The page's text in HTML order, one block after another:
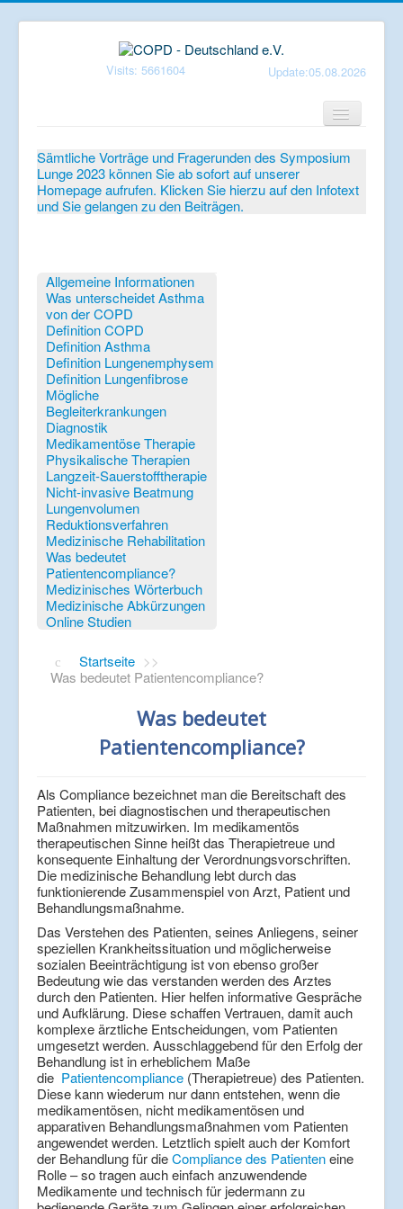
Visits: 5661604 Update:05.08.2026
Verein
Patientenbroschüren
Mediathek
Aktuelles
Veranstaltungen
Informationen
Verlinkungen
Sämtliche Vorträge und Fragerunden des Symposium
Lunge 2023 können Sie ab sofort auf unserer
Homepage aufrufen. Klicken Sie hierzu auf den Infotext
und Sie gelangen zu den Beiträgen.
Allgemeine Informationen
Was unterscheidet Asthma
von der COPD
Definition COPD
Definition Asthma
Definition Lungenemphysem
Definition Lungenfibrose
Mögliche
Begleiterkrankungen
Diagnostik
Medikamentöse Therapie
Physikalische Therapien
Langzeit-Sauerstofftherapie
Nicht-invasive Beatmung
Lungenvolumen
Reduktionsverfahren
Medizinische Rehabilitation
Was bedeutet
Patientencompliance?
Medizinisches Wörterbuch
Medizinische Abkürzungen
Online Studien
Startseite >>
Was bedeutet Patientencompliance?
Was bedeutet
Patientencompliance?
Als Compliance bezeichnet man die Bereitschaft des
Patienten, bei diagnostischen und therapeutischen
Maßnahmen mitzuwirken. Im medikamentös
therapeutischen Sinne heißt das Therapietreue und
konsequente Einhaltung der Verordnungsvorschriften.
Die medizinische Behandlung lebt durch das
funktionierende Zusammenspiel von Arzt, Patient und
Behandlungsmaßnahme.
Das Verstehen des Patienten, seines Anliegens, seiner
speziellen Krankheitssituation und möglicherweise
sozialen Beeinträchtigung ist von ebenso großer
Bedeutung wie das verstanden werden des Arztes
durch den Patienten. Hier helfen informative Gespräche
und Aufklärung. Diese schaffen Vertrauen, damit auch
komplexe ärztliche Entscheidungen, vom Patienten
umgesetzt werden. Ausschlaggebend für den Erfolg der
Behandlung ist in erheblichem Maße
die Patientencompliance (Therapietreue) des Patienten.
Diese kann wiederum nur dann entstehen, wenn die
medikamentösen, nicht medikamentösen und
apparativen Behandlungsmaßnahmen vom Patienten
angewendet werden. Letztlich spielt auch der Komfort
der Behandlung für dieCompliance des Patienteneine
Rolle – so tragen auch einfach anzuwendende
Medikamente und technisch für jedermann zu